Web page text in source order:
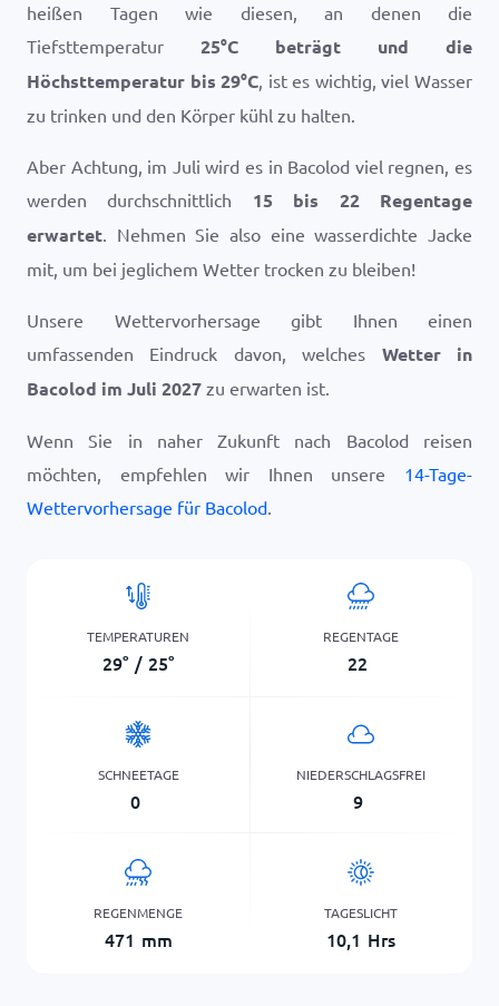
heißen Tagen wie diesen, an denen die
Tiefsttemperatur 25°C beträgt und die
Höchsttemperatur bis29°C, ist es wichtig, viel Wasser
zu trinken und den Körper kühl zu halten.
Aber Achtung, im Juli wird es in Bacolod viel regnen, es
werden durchschnittlich 15 bis 22 Regentage
erwartet. Nehmen Sie also eine wasserdichte Jacke
mit, um bei jeglichem Wetter trocken zu bleiben!
Unsere Wettervorhersage gibt Ihnen einen
umfassenden Eindruck davon, welches Wetter in
Bacolod im Juli 2027 zu erwarten ist.
Wenn Sie in naher Zukunft nach Bacolod reisen
möchten, empfehlen wir Ihnen unsere 14-Tage-
Wettervorhersage für Bacolod.
TEMPERATUREN
29° / 25°
REGENTAGE
22
SCHNEETAGE
0
NIEDERSCHLAGSFREI
9
REGENMENGE
471 mm
TAGESLICHT
10,1 Hrs